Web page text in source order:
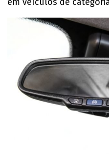
em veículos de